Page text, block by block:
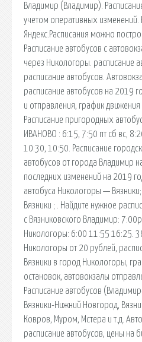
Владимир (Владимир).
учетом оперативных изменений.
Яндекс.Расписания можно
Расписание автобусов с
через Никологоры. расписание
расписание автобусов.
расписание автобусов на 2019
и отправления, график
Расписание пригородных
ИВАНОВО : 6:15, 7:50 пт сб вс,
10:30, 10:50. Расписание
автобусов от города Владимир
последних изменений на 2019
автобуса Никологоры —
Вязники ; . Найдите нужное
с Вязниковского Владимир:
Никологоры: 6:00 11:55 16:25.
Никологоры от 20 рублей,
Вязники в город Никологоры,
остановок, автовокзалы
Расписание автобусов
Вязники-Нижний Новгород,
Ковров, Муром, Мстера и т.д.
расписание автобусов, цены на